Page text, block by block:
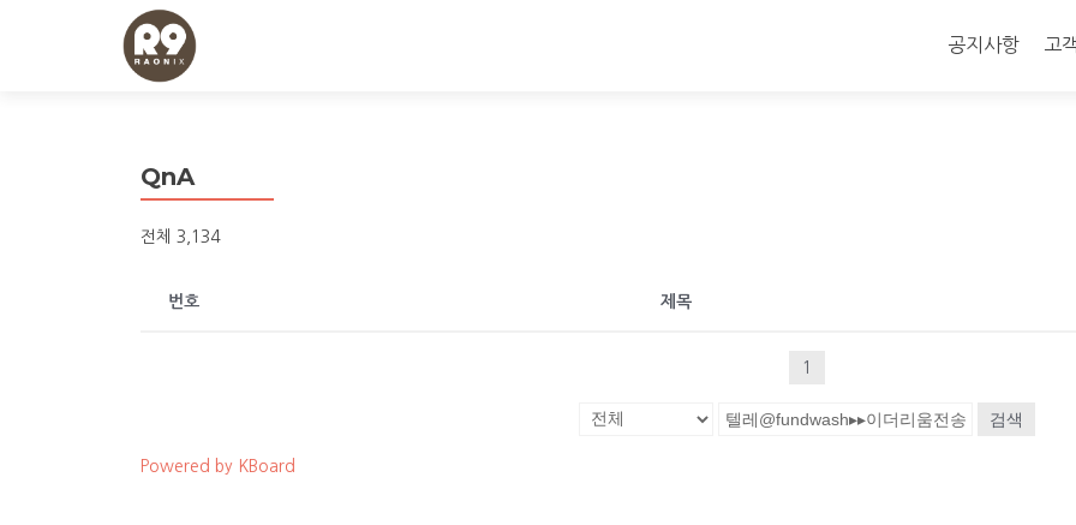
텐
공지사항 고
QnA
전체 3,134
번호 제목
1
검색
Powered by KBoard